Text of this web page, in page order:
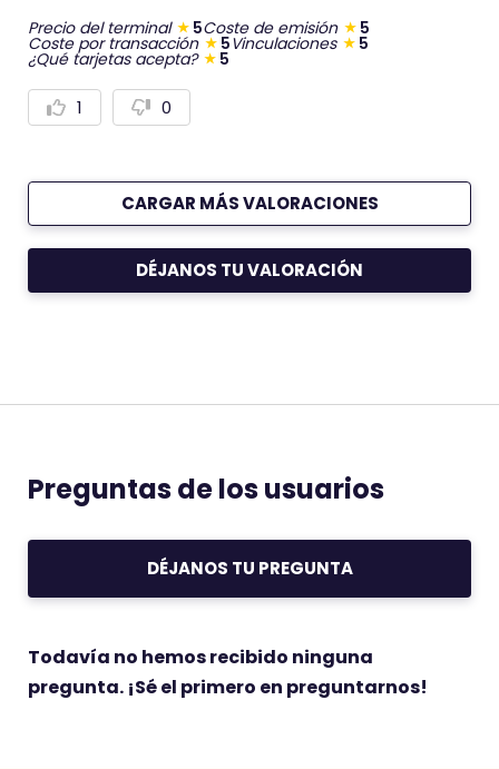
Precio del terminal 5Coste de emisión 5
Coste por transacción 5Vinculaciones 5
¿Qué tarjetas acepta? 5
V
o
r
s
i
v
1 V
o
r
n
e
g
a
t
v
0
CARGAR MÁS VALORACIONES
DÉJANOS TU VALORACIÓN
Preguntas de los usuarios
DÉJANOS TU PREGUNTA
Todavía no hemos recibido ninguna
pregunta. ¡Sé el primero en preguntarnos!